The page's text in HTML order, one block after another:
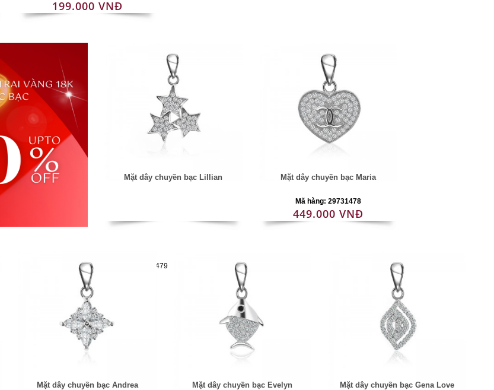
199.000 VNĐ
Mặt dây chuyền bạc Lillian
Mã hàng:29731479
Mặt dây chuyền bạc Maria
Mã hàng: 29731478
449.000 VNĐ
Mặt dây chuyền bạc Andrea Mặt dây chuyền bạc Evelyn Mặt dây chuyền bạc Gena Love